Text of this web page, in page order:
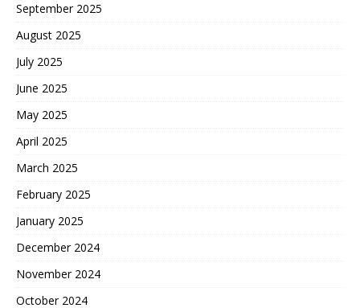
September 2025
August 2025
July 2025
June 2025
May 2025
April 2025
March 2025
February 2025
January 2025
December 2024
November 2024
October 2024